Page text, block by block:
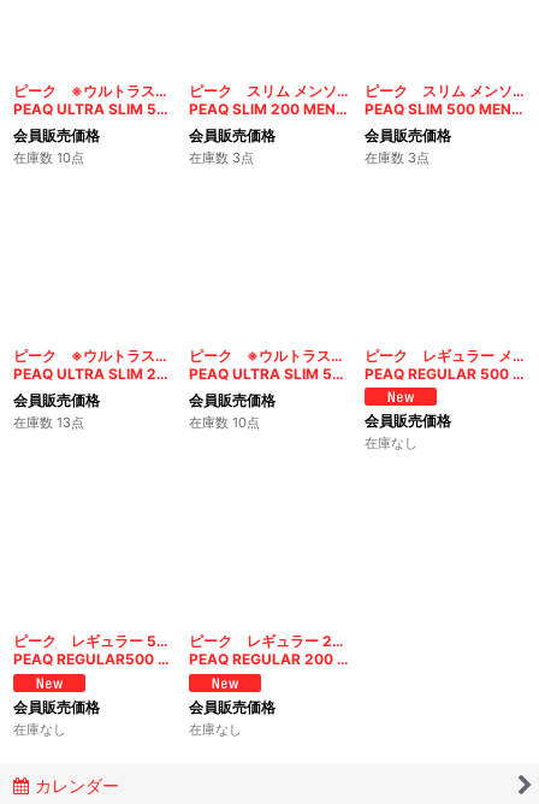
ピーク ※ウルトラスリム※ 500
PEAQ ULTRA SLIM 500 FILTERS
会員販売価格
在庫数 10点
ピーク スリム メンソール200
PEAQ SLIM 200 MENTHOL FILTERS
会員販売価格
在庫数 3点
ピーク スリム メンソール500
PEAQ SLIM 500 MENTHOL FILTERS
会員販売価格
在庫数 3点
ピーク ※ウルトラスリム※ メンソール200
PEAQ ULTRA SLIM 200 MENTHOL FILTERS
会員販売価格
在庫数 13点
ピーク ※ウルトラスリム※ メンソール500
PEAQ ULTRA SLIM 500 MENTHOL FILTERS
会員販売価格
在庫数 10点
ピーク レギュラー メンソール500
PEAQ REGULAR 500 MENTHOL FILTERS
会員販売価格
在庫なし
ピーク レギュラー 500
PEAQ REGULAR500 FILTERS
会員販売価格
在庫なし
ピーク レギュラー 200
PEAQ REGULAR 200 FILTERS
会員販売価格
在庫なし
カレンダー